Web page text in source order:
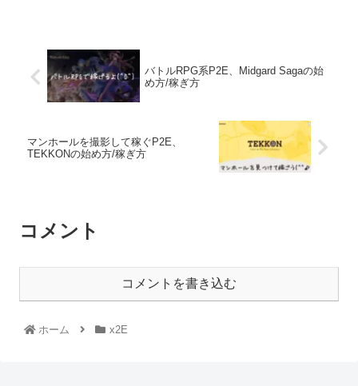
バトルRPG系P2E、Midgard Sagaの始
め方/稼ぎ方
マンホールを撮影して稼ぐP2E、
TEKKONの始め方/稼ぎ方
コメント
コメントを書き込む
ホーム x2E